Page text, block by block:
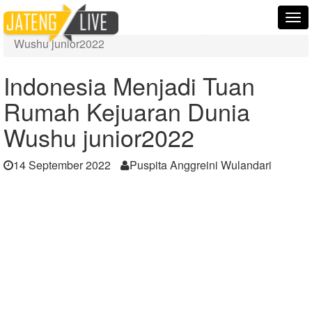
Home
Berita
Indonesia Menjadi Tuan Rumah Kejuaran Dunia
Wushu junior2022
Indonesia Menjadi Tuan
Rumah Kejuaran Dunia
Wushu junior2022
14 September 2022 Puspita Anggreini Wulandari